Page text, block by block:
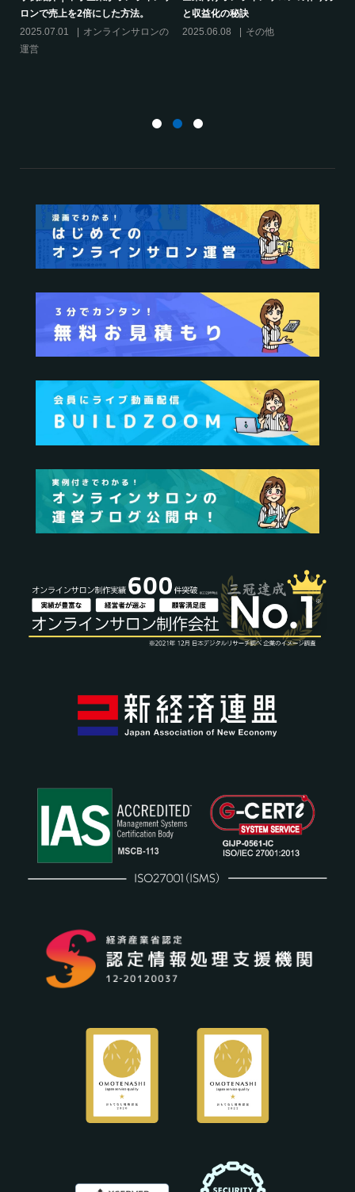
シリーズ連載【運営者のお悩み解
決】～現存のオンラインサロンをリ
スキリングに活用するには？
クリエイター系オンラインサロンの
話題席巻-”マッシュル”について調べ